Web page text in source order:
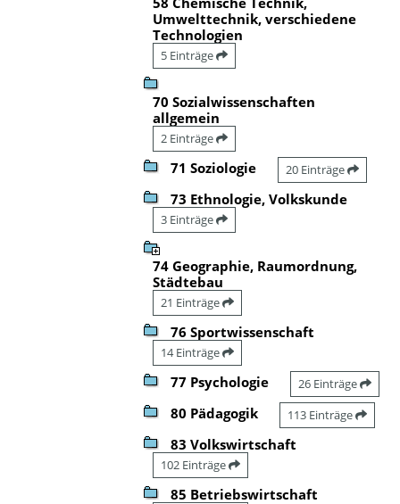
Umwelttechnik, verschiedene
Technologien
5 Einträge
70 Sozialwissenschaften
allgemein
2 Einträge
71 Soziologie 20 Einträge
73 Ethnologie, Volkskunde
3 Einträge
74 Geographie, Raumordnung,
Städtebau
21 Einträge
76 Sportwissenschaft
14 Einträge
77 Psychologie 26 Einträge
80 Pädagogik 113 Einträge
83 Volkswirtschaft
102 Einträge
85 Betriebswirtschaft